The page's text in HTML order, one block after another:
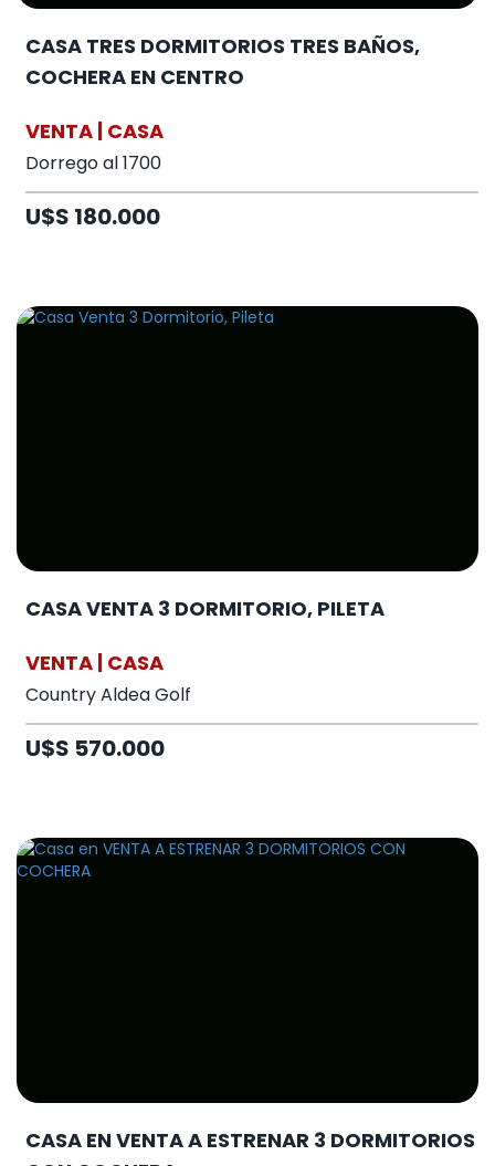
CASA TRES DORMITORIOS TRES BAÑOS,
COCHERA EN CENTRO
VENTA | CASA
Dorrego al 1700
U$S 180.000
CASA VENTA 3 DORMITORIO, PILETA
VENTA | CASA
Country Aldea Golf
U$S 570.000
CASA EN VENTA A ESTRENAR 3 DORMITORIOS